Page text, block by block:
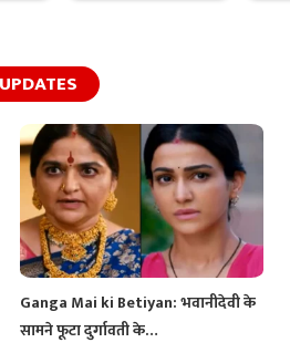
Ganga Mai ki Betiyan: भवानीदेवी के
सामने फूटा दुर्गावती के…